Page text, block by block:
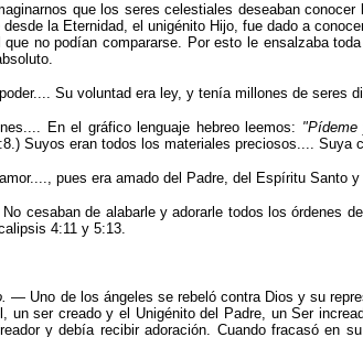
que los seres celestiales deseaban
la Eternidad, el unigénito Hijo, fue dado a
no podían compararse. Por esto le ensalzaba
Su voluntad era ley, y tenía millones de seres
En el gráfico lenguaje hebreo leemos: "Pídeme
Suyos eran todos los materiales preciosos.... Suya
pues era amado del Padre, del Es­píritu Santo
cesaban de alabarle y adorarle todos los órdenes
4:11 y 5:13.
— Uno de los ángeles se rebeló contra Dios y su
un ser creado y el Unigénito del Padre, un Ser
y debía recibir adoración. Cuando fracasó en